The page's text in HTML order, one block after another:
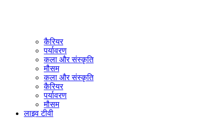
कैरियर
पर्यावरण
कला और संस्कृति
मौसम
कला और संस्कृति
कैरियर
पर्यावरण
मौसम
लाइव टीवी